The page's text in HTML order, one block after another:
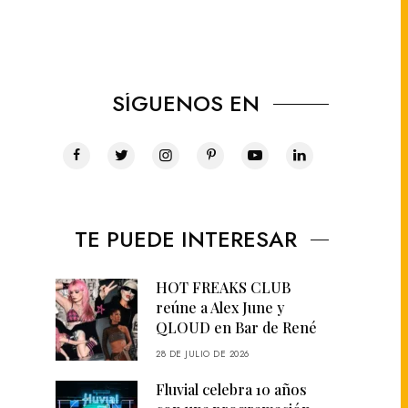
SÍGUENOS EN
TE PUEDE INTERESAR
HOT FREAKS CLUB
reúne a Alex June y
QLOUD en Bar de René
28 DE JULIO DE 2026
Fluvial celebra 10 años